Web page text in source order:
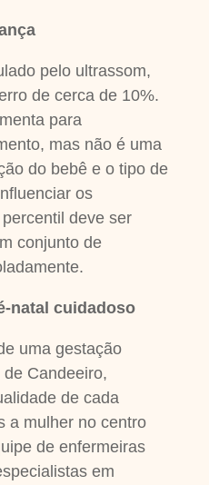
pelo ultrassom,
de cerca de 10%.
para
mas não é uma
do bebê e o tipo de
os
deve ser
conjunto de
natal cuidadoso
uma gestação
Candeeiro,
de cada
a mulher no centro
de enfermeiras
em